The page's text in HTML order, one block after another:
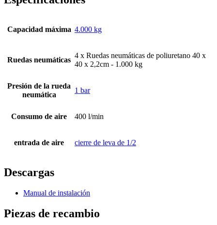
Capacidad máxima 4.000 kg
Ruedas neumáticas
4 x Ruedas neumáticas de poliuretano 40 x
40 x 2,2cm - 1.000 kg
Presión de la rueda
neumática
1 bar
Consumo de aire 400 l/min
entrada de aire cierre de leva de 1/2
Descargas
Manual de instalación
Piezas de recambio